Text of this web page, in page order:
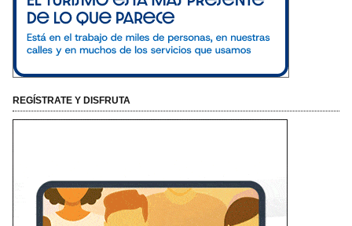
REGÍSTRATE Y DISFRUTA